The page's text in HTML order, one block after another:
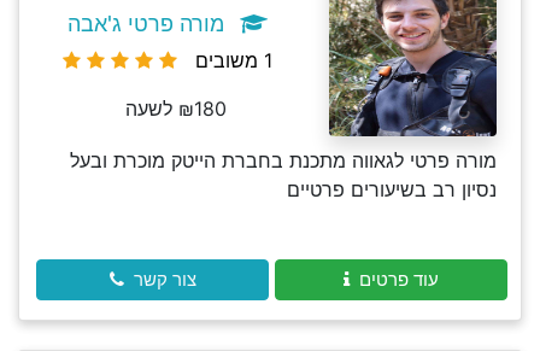
מורה פרטי ג'אבה
1 משובים
₪180 לשעה
מורה פרטי לגאווה מתכנת בחברת הייטק מוכרת ובעל
נסיון רב בשיעורים פרטיים
עוד פרטים צור קשר